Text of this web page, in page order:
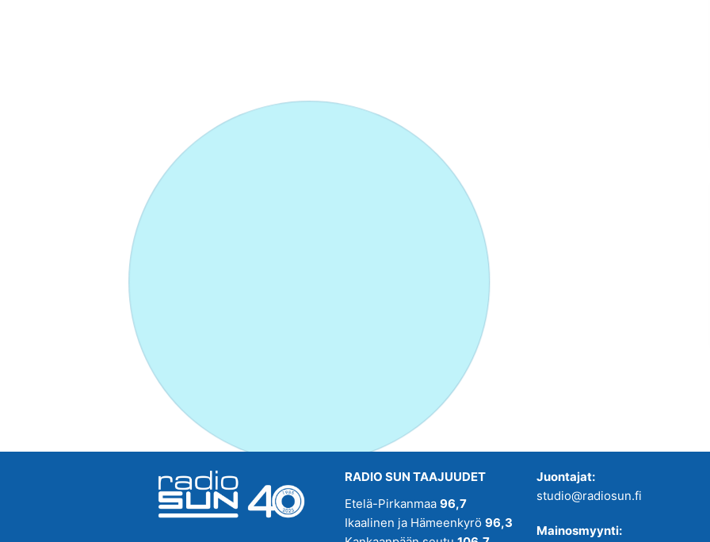
RADIO SUN TAAJUUDET
Etelä-Pirkanmaa 96,7
Ikaalinen ja Hämeenkyrö 96,3
Juontajat:
studio@radiosun.fi
Mainosmyynti: